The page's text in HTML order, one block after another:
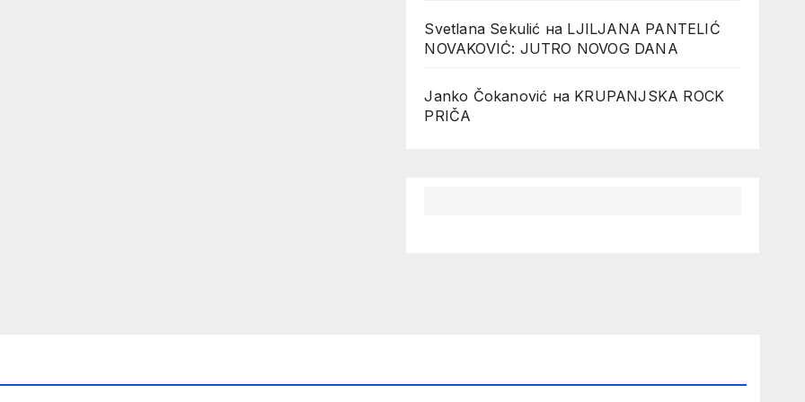
Svetlana Sekulić на LJILJANA PANTELIĆ
NOVAKOVIĆ: JUTRO NOVOG DANA
Janko Čokanović на KRUPANJSKA ROCK
PRIČA